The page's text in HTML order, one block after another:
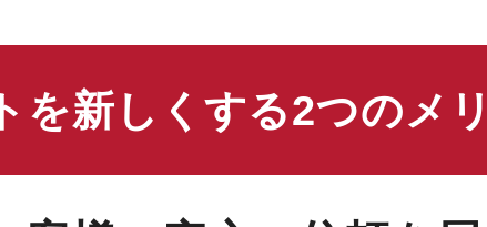
を新しくする2つのメ